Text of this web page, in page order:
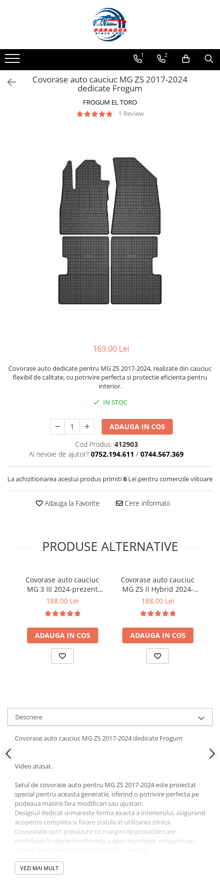
ACCESORII AUTO
Abtibild / Sticker Auto
Baby on Board
Accesorii Curatare Auto
Accesorii Sezon Rece
Accesorii Siguranta Auto
Banda Reflectorizanta
Brelocuri Auto Metalice Chei
Capace Prezoane
Carcase Chei Auto
Carcasa cheie Audi
Carcasa cheie Bmw
Carcasa cheie Dacia
Carcasa Cheie Opel
Carcasa Cheie Peugeot
Carcasa Cheie Toyota
Carcasa Cheie Volkswagen
Huse Volan Auto
Huse Volan cu Ac si Ata
Huse Volan din Piele Ecologica
Huse Volan Piele Naturala
Huse Volan Silicon
Odorizante Auto
Oglinda Retrovizoare
Ornamente Auto
Ornamente Pedale Auto
Ornamente Protectie Portiera
Ornamente Schimbator Viteza
Prelate Auto
Stergatoare Parbriz
Suport Auto Ochelari
Suporti Pahar Auto
Suporti Telefon Auto
Tetiera Auto
COVORASE AUTO
Covorase BMW
1 2
Covorase auto cauciuc MG ZS 2017-2024
dedicate Frogum
FROGUM EL TORO
1 Review
169,00 Lei
Covorase auto dedicate pentru MG ZS 2017-2024, realizate din cauciuc
flexibil de calitate, cu potrivire perfecta si protectie eficienta pentru
interior.
IN STOC
ADAUGA IN COS
Cod Produs: 412903
Ai nevoie de ajutor? 0752.194.611 / 0744.567.369
La achizitionarea acestui produs primiti6 Lei pentru comenzile viitoare
Adauga la Favorite Cere informatii
PRODUSE ALTERNATIVE
Covorase auto cauciuc
MG 3 III 2024-prezent
dedicate Frogum
188,00 Lei
ADAUGA IN COS
Covorase auto cauciuc
MG ZS II Hybrid 2024-
prezent dedicate Frogum
188,00 Lei
ADAUGA IN COS
Descriere
Covorase auto cauciuc MG ZS 2017-2024 dedicate Frogum
Video atasat.
Setul de covorase auto pentru MG ZS 2017-2024 este proiectat
special pentru aceasta generatie, oferind o potrivire perfecta pe
podeaua masinii fara modificari sau ajustari.
Designul dedicat urmareste forma exacta a interiorului, asigurand
acoperire completa si fixare stabila in utilizarea zilnica.
Covorasele sunt prevazute cu margini de protectie care
contribuie la retinerea eficienta a apei, murdariei, nisipului sau
Materialul utilizat este flexibil, rezistent si fara miros neplacut,
adaptat atat temperaturilor ridicate, cat si celor scazute.
VEZI MAI MULT